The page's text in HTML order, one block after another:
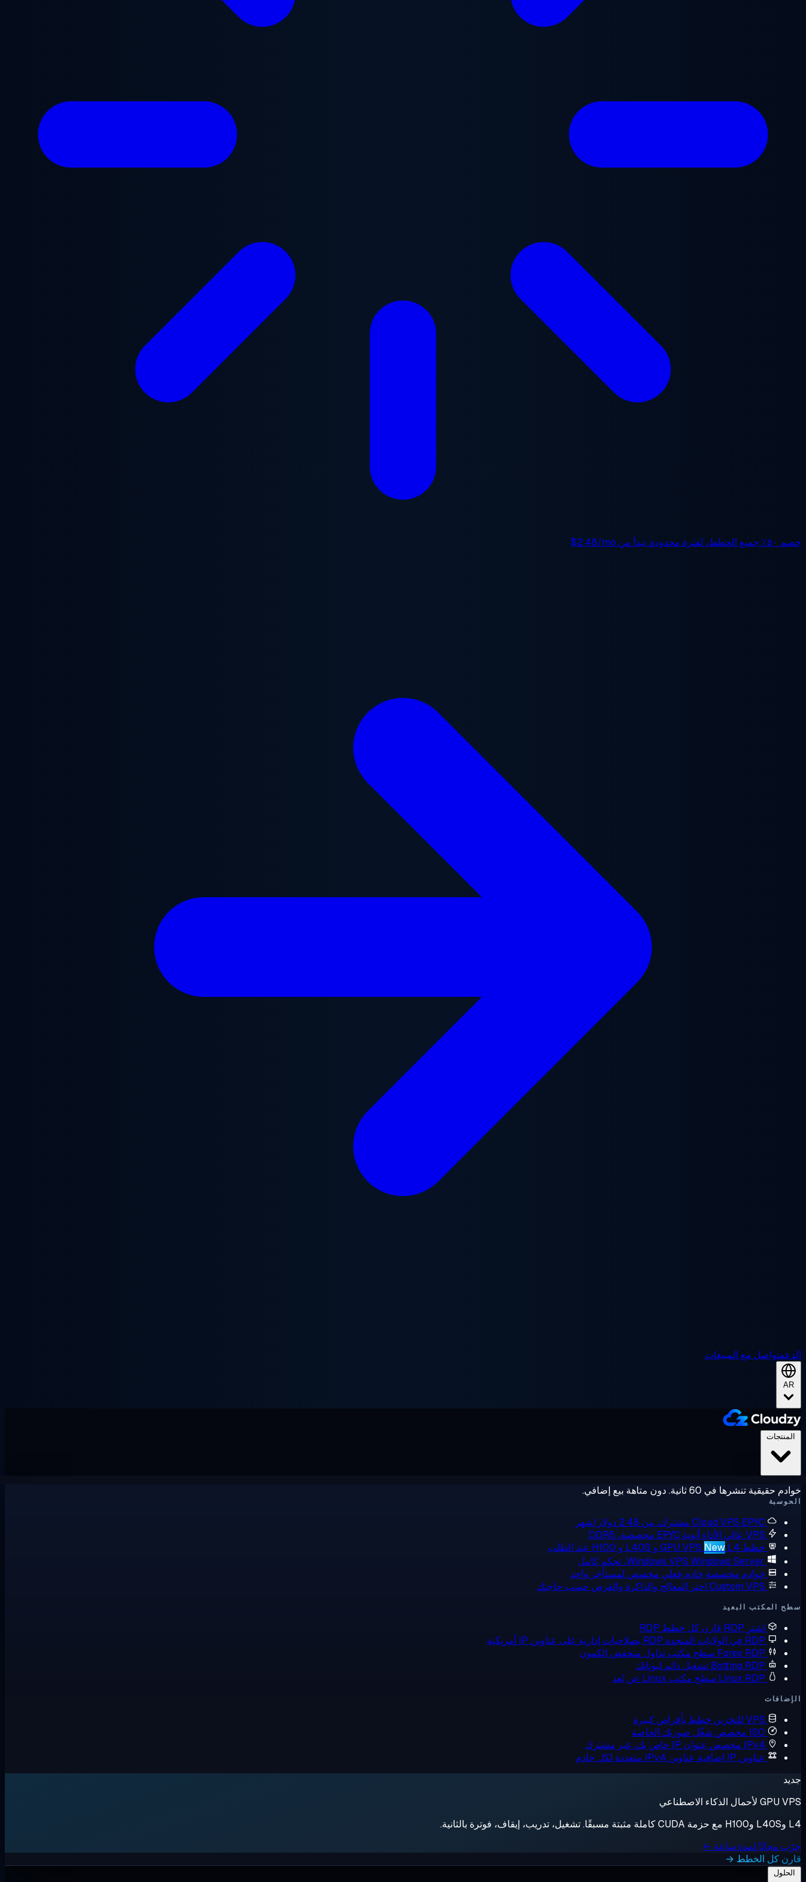
خصم ٥٠٪ جميع الخطط، لفترة محدودة. تبدأ من $2.48/mo
الدعمتواصل مع المبيعات
AR
المنتجات
خوادم حقيقية تنشرها في 60 ثانية. دون متاهة بيع إضافي.
الحوسبة
Cloud VPS EPYC مشترك، من 2.48 دولار/شهر
VPS عالي الأداء
أنوية EPYC مخصصة، DDR5
خطط GPU VPS
New L4 و L40S و H100 عند الطلب
Windows VPS Windows Server، تحكم كامل
خوادم مخصصة خادم فعلي مخصص لمستأجر واحد
Custom VPS اختر المعالج والذاكرة والقرص حسب حاجتك
سطح المكتب البعيد
اشترِ RDP
قارن كل خطط RDP
RDP في الولايات المتحدة
RDP بصلاحيات إدارية على عناوين IP أمريكية
Forex RDP سطح مكتب تداول منخفض الكمون
Botting RDP تشغيل دائم لبوتاتك
Linux RDP سطح مكتب Linux عن بُعد
الإضافات
VPS للتخزين
خطط بأقراص كبيرة
ISO مخصص
شغّل صورتك الخاصة
IPv4 مخصص
عنوان IP خاص بك، غير مشترك
عناوين IP إضافية
عناوين IPv4 متعددة لكل خادم
جديد
GPU VPS لأحمال الذكاء الاصطناعي
L4 وL40S وH100 مع حزمة CUDA كاملة مثبتة مسبقًا. تشغيل، تدريب، إيقاف، فوترة بالثانية.
جرّب مجانًا لمدة ساعة ←
قارن كل الخطط →
الحلول